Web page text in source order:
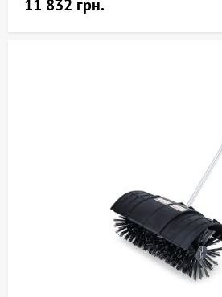
11 832 грн.